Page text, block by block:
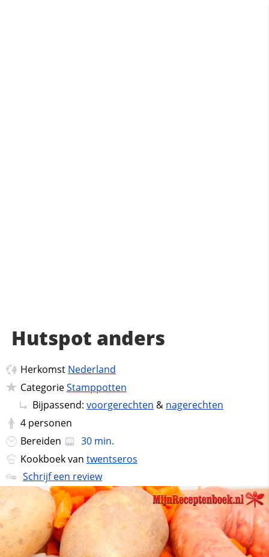
Hutspot anders
Herkomst Nederland
CategorieStamppotten
Bijpassend: voorgerechten & nagerechten
4 personen
Bereiden
30 min.
Kookboek van twentseros
Schrijf een review